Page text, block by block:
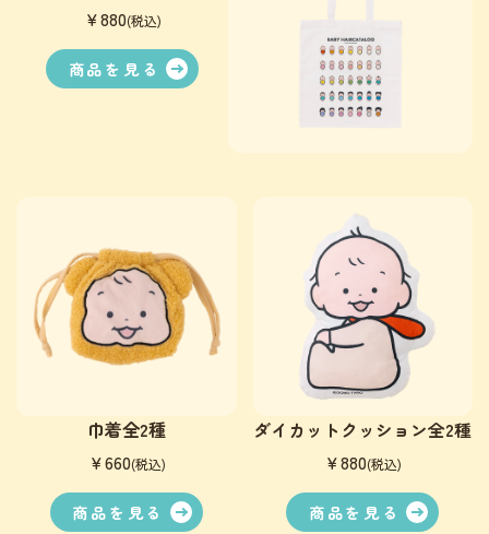
￥880(税込)
商品を見る
巾着全2種
￥660(税込)
商品を見る
ダイカットクッション全2種
￥880(税込)
商品を見る